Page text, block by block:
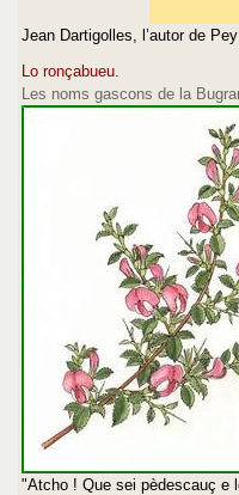
Jean Dartigolles, l’autor de
Lo ronçabueu.
Les noms gascons de la
"Atcho ! Que sei pèdescauç e